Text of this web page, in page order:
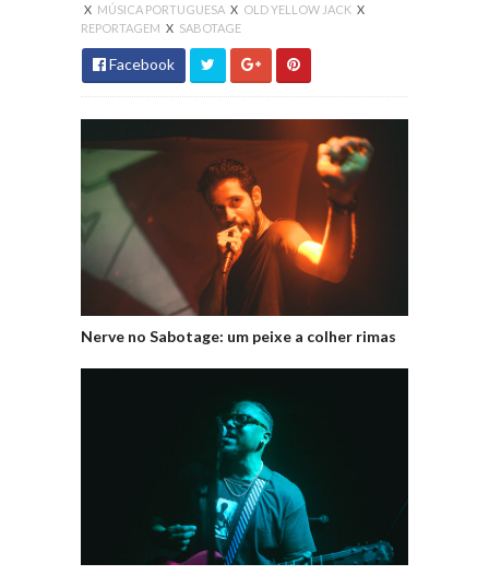
X MÚSICA PORTUGUESA X OLD YELLOW JACK X
REPORTAGEM X SABOTAGE
Facebook
Nerve no Sabotage: um peixe a colher rimas